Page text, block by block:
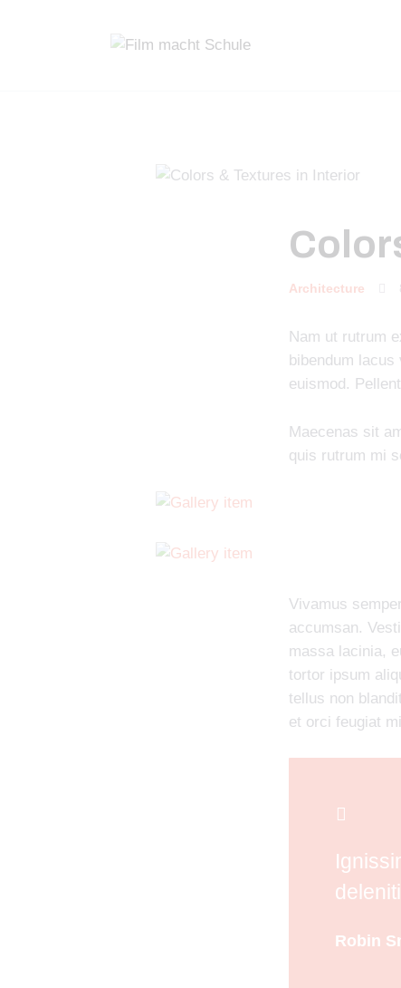
Architecture
Nam ut rutrum
bibendum
euismod.
Maecenas sit
quis rutrum mi
Vivamus
accumsan.
massa lacinia,
tortor ipsum
tellus non
et orci feugiat
Robin